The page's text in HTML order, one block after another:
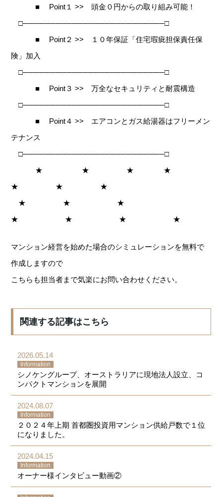
■ Point１ >> 頭金０円からの取り組み可能！
□──────────────────────────□
■ Point２ >> １０年保証「住宅瑕疵担保責任保
険」加入
□──────────────────────────□
■ Point３ >> 万全なセキュリティと耐震構造
□──────────────────────────□
■ Point４ >> エアコンとガス給湯器はフリーメン
テナンス
□──────────────────────────□
★ ★ ★ ★
★ ★ ★
★ ★ ★
★ ★ ★ ★
マンション経営を始めた場合のシミュレーションを無料で
作成しますので
こちらも担当者まで気楽にお問い合わせください。
関連する記事はこちら
2026.05.14
Information
シノケングループ、オーストラリアに現地法人設立、コ
ンパクトマンションを展開
2024.08.07
Information
２０２４年上期 首都圏投資用マンション供給戸数で１位
になりました。
2024.04.15
Information
オーナー様インタビュー動画②